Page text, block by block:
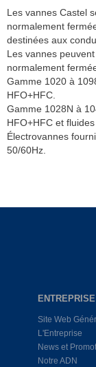
Les vannes Castel
normalement
destinées aux
Les vannes
normalement
Gamme 1020 à
HFO+HFC.
Gamme 1028N à
HFO+HFC et fluides
Électrovannes
50/60Hz.
ENTREPRISE
Site Web
L'Entreprise
News et
Notre ADN